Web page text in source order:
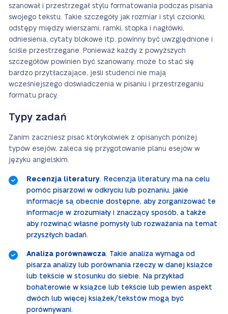
szanował i przestrzegał stylu formatowania podczas pisania
swojego tekstu. Takie szczegóły jak rozmiar i styl czcionki,
odstępy między wierszami, ramki, stopka i nagłówki,
odniesienia, cytaty blokowe itp. powinny być uwzględnione i
ściśle przestrzegane. Ponieważ każdy z powyższych
szczegółów powinien być szanowany, może to stać się
bardzo przytłaczające, jeśli studenci nie mają
wcześniejszego doświadczenia w pisaniu i przestrzeganiu
formatu pracy.
Typy zadań
Zanim zaczniesz pisać którykolwiek z opisanych poniżej
typów esejów, zaleca się przygotowanie planu esejów w
języku angielskim.
Recenzja literatury. Recenzja literatury ma na celu
pomóc pisarzowi w odkryciu lub poznaniu, jakie
informacje są obecnie dostępne, aby zorganizować te
informacje w zrozumiały i znaczący sposób, a także
aby rozwinąć własne pomysły lub rozważania na temat
przyszłych badań.
Analiza porównawcza. Takie analiza wymaga od
pisarza analizy lub porównania rzeczy w danej książce
lub tekście w stosunku do siebie. Na przykład
bohaterowie w książce lub tekście lub pewien aspekt
dwóch lub więcej książek/tekstów mogą być
porównywani.